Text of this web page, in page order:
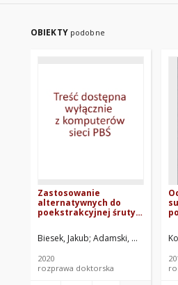
OBIEKTY podobne
Zastosowanie
alternatywnych do
poekstrakcyjnej śruty
aspekcie jakości
surowców drobiarskich
Biesek, Jakub Adamski, Marek.
2020
rozprawa doktorska